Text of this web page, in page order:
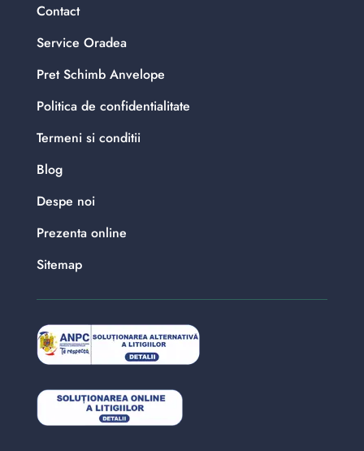
Contact
Service Oradea
Pret Schimb Anvelope
Politica de confidentialitate
Termeni si conditii
Blog
Despe noi
Prezenta online
Sitemap